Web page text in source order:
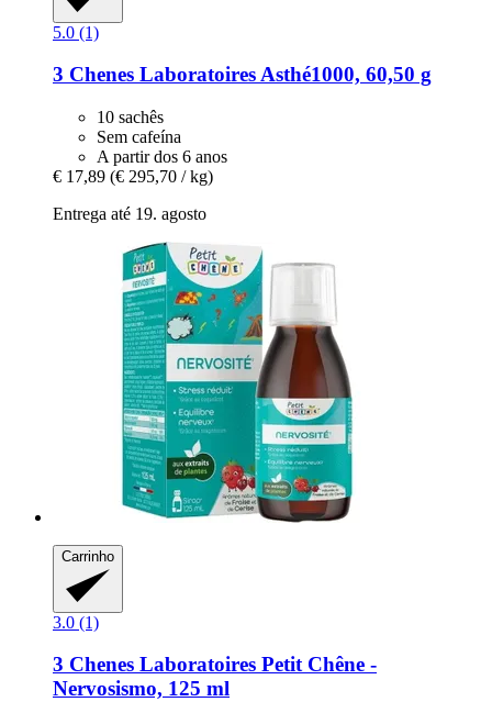
5.0 (1)
3 Chenes LaboratoiresAsthé1000, 60,50 g
10 sachês
Sem cafeína
A partir dos 6 anos
€ 17,89 (€ 295,70 / kg)
Entrega até 19. agosto
Carrinho
3.0 (1)
3 Chenes Laboratoires Petit Chêne -​
Nervosismo, 125 ml